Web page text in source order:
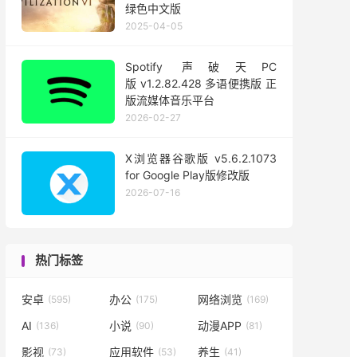
绿色中文版
2025-04-05
Spotify 声破天PC
版 v1.2.82.428 多语便携版 正
版流媒体音乐平台
2026-02-27
X浏览器谷歌版 v5.6.2.1073
for Google Play版修改版
2026-07-16
热门标签
安卓 (595) 办公 (175) 网络浏览 (169)
AI (136) 小说 (90) 动漫APP (81)
影视 (73) 应用软件 (53) 养生 (41)